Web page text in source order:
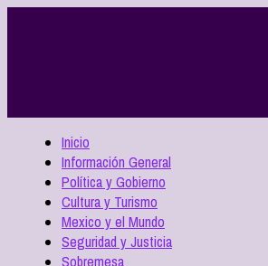
Inicio
Información General
Política y Gobierno
Cultura y Turismo
Mexico y el Mundo
Seguridad y Justicia
Sobremesa